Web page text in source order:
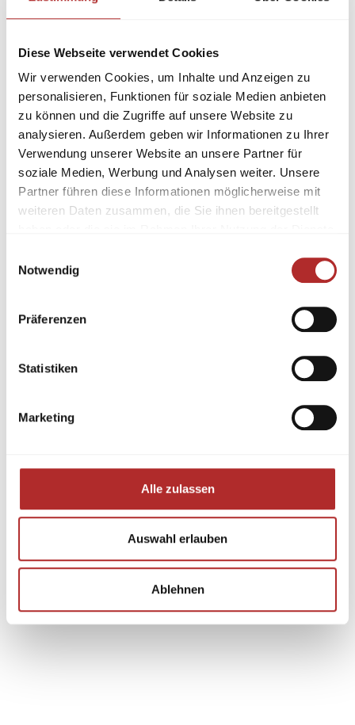
Diese Webseite verwendet Cookies
Wir verwenden Cookies, um Inhalte und Anzeigen zu
personalisieren, Funktionen für soziale Medien anbieten
zu können und die Zugriffe auf unsere Website zu
analysieren. Außerdem geben wir Informationen zu Ihrer
Verwendung unserer Website an unsere Partner für
soziale Medien, Werbung und Analysen weiter. Unsere
Partner führen diese Informationen möglicherweise mit
weiteren Daten zusammen, die Sie ihnen bereitgestellt
Notwendig
Präferenzen
Statistiken
Marketing
Alle zulassen
Auswahl erlauben
Ablehnen